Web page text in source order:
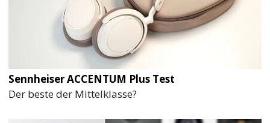
Sennheiser ACCENTUM Plus Test
Der beste der Mittelklasse?